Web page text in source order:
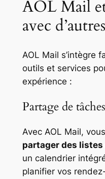
AOL Mail
avec
AOL Mail s’intègre
outils et services
expérience :
Partage de
Avec AOL Mail,
partager des listes
un calendrier
planifier vos